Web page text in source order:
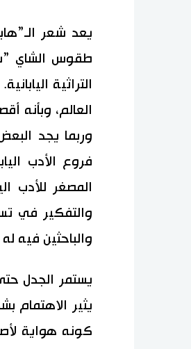
يعد شعر
طقوس الشاي
التراثية
العالم، وبأنه
وربما يجد
فروع الأدب
المصغر للأدب
والتفكير في
والباحثين فيه
يستمر الجدل
يثير الاهتمام
كونه هواية